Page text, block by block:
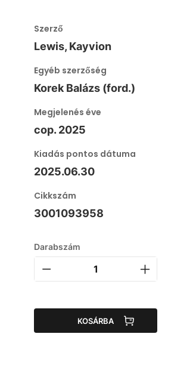
Szerző
Lewis, Kayvion
Egyéb szerzőség
Korek Balázs (ford.)
Megjelenés éve
cop. 2025
Kiadás pontos dátuma
2025.06.30
Cikkszám
3001093958
Darabszám
KOSÁRBA